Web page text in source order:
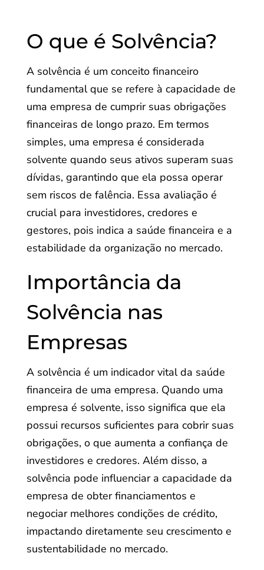
O que é Solvência?
A solvência é um conceito financeiro
fundamental que se refere à capacidade de
uma empresa de cumprir suas obrigações
financeiras de longo prazo. Em termos
simples, uma empresa é considerada
solvente quando seus ativos superam suas
dívidas, garantindo que ela possa operar
sem riscos de falência. Essa avaliação é
crucial para investidores, credores e
gestores, pois indica a saúde financeira e a
estabilidade da organização no mercado.
Importância da
Solvência nas
Empresas
A solvência é um indicador vital da saúde
financeira de uma empresa. Quando uma
empresa é solvente, isso significa que ela
possui recursos suficientes para cobrir suas
obrigações, o que aumenta a confiança de
investidores e credores. Além disso, a
solvência pode influenciar a capacidade da
empresa de obter financiamentos e
negociar melhores condições de crédito,
impactando diretamente seu crescimento e
sustentabilidade no mercado.